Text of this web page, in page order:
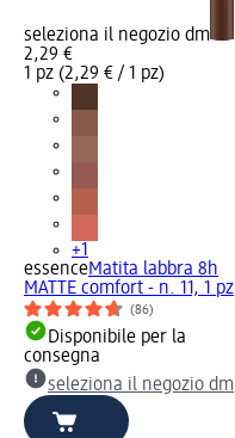
seleziona il negozio dm
2,29 €
1 pz (2,29 € / 1 pz)
+1
essenceMatita labbra 8h
MATTE comfort - n. 11, 1 pz
(86)
Disponibile per la
consegna
seleziona il negozio dm